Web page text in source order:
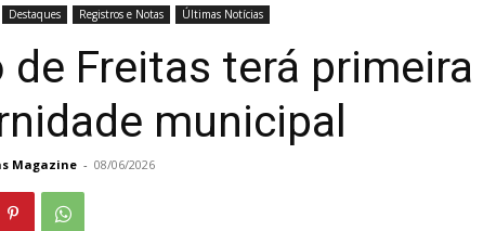
Destaques Registros e Notas Últimas Notícias
de Freitas terá primeira
municipal
Magazine - 08/06/2026